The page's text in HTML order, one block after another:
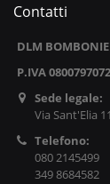
Contatti
DLM
P.IVA
Sede legale:
Via Sant'Elia
Telefono:
080 2145499
349 8684582